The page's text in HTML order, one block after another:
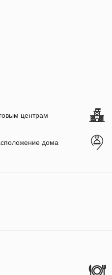
центрам
дома